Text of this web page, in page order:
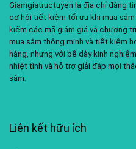
Giamgiatructuyen là địa chỉ đáng
cơ hội tiết kiệm tối ưu khi mua
kiếm các mã giảm giá và chương
mua sắm thông minh và tiết kiệm
hàng, nhưng với bề dày kinh
nhiệt tình và hỗ trợ giải đáp mọi
sắm.
Liên kết hữu ích